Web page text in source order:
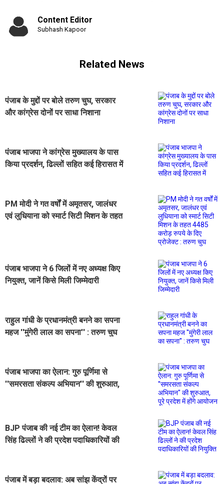
Content Editor
Subhash Kapoor
Related News
पंजाब के मुद्दों पर बोले तरुण चुघ, सरकार
और कांग्रेस दोनों पर साधा निशाना
पंजाब भाजपा ने कांग्रेस मुख्यालय के पास
किया प्रदर्शन, ढिल्लों सहित कई हिरासत में
PM मोदी ने गत वर्षों में अमृतसर, जालंधर
एवं लुधियाना को स्मार्ट सिटी मिशन के तहत
पंजाब भाजपा ने 6 जिलों में नए अध्यक्ष किए
नियुक्त, जानें किसे मिली जिम्मेदारी
राहुल गांधी के प्रधानमंत्री बनने का सपना
महज ''मुंगेरी लाल का सपना'' : तरुण चुघ
पंजाब भाजपा का ऐलान: गुरु पूर्णिमा से
''समरसता संकल्प अभियान'' की शुरुआत,
BJP पंजाब की नई टीम का ऐलान! केवल
सिंह ढिल्लों ने की प्रदेश पदाधिकारियों की
पंजाब में बड़ा बदलाव: अब सांझ केंद्रों पर